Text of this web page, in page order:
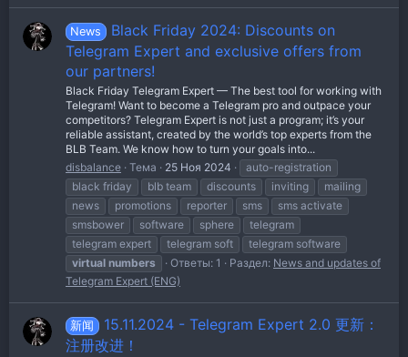
News
Black Friday 2024: Discounts on
Telegram Expert and exclusive offers from
our partners!
Black Friday Telegram Expert — The best tool for working with
Telegram! Want to become a Telegram pro and outpace your
competitors? Telegram Expert is not just a program; it’s your
reliable assistant, created by the world’s top experts from the
BLB Team. We know how to turn your goals into...
disbalance Тема 25 Ноя 2024
auto-registration
black friday
blb team discounts inviting
mailing
news
promotions reporter sms
sms activate
smsbower
software sphere
telegram
telegram expert
telegram soft
telegram software
virtual numbers Ответы: 1 Раздел: News and updates of
Telegram Expert (ENG)
新闻
15.11.2024 - Telegram Expert 2.0 更新：
注册改进！